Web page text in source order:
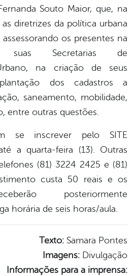
Souto Maior, que, na
diretrizes da política urbana
os presentes na
suas Secretarias de
na criação de seus
dos cadastros a
saneamento, mobilidade,
entre outras questões.
se inscrever pelo SITE
a quarta-feira (13). Outras
(81) 3224 2425 e (81)
custa 50 reais e os
posteriormente
horária de seis horas/aula.
Texto: Samara Pontes
Imagens: Divulgação
Informações para a imprensa: